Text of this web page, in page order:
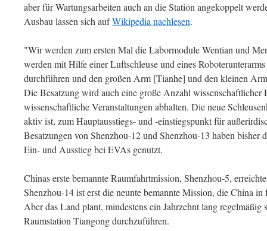
aber für Wartungsarbeiten auch an die Station angekoppelt
Ausbau lassen sich aufWikipedia nachlesen.
"Wir werden zum ersten Mal die Labormodule Wentian und
werden mit Hilfe einer Luftschleuse und eines
durchführen und den großen Arm [Tianhe] und den kleinen
Die Besatzung wird auch eine große Anzahl wissenschaftlicher
wissenschaftliche Veranstaltungen abhalten. Die neue
aktiv ist, zum Hauptausstiegs- und -einstiegspunkt für
Besatzungen von Shenzhou-12 und Shenzhou-13 haben
Ein- und Ausstieg bei EVAs genutzt.
Chinas erste bemannte Raumfahrtmission, Shenzhou-5,
Shenzhou-14 ist erst die neunte bemannte Mission, die China in
Aber das Land plant, mindestens ein Jahrzehnt lang regelmäßig
Raumstation Tiangong durchzuführen.